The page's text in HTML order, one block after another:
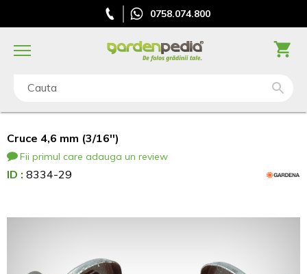
0758.074.800
Cauta
Cruce 4,6 mm (3/16'')
Fii primul care adauga un review
ID : 8334-29